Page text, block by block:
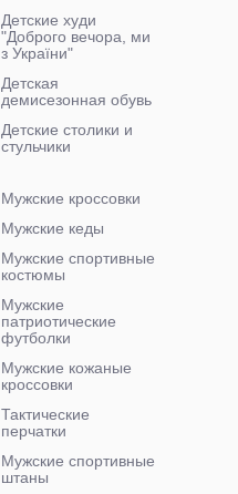
Детские худи
"Доброго вечора, ми
з України"
Детская
демисезонная обувь
Детские столики и
стульчики
Мужские кроссовки
Мужские кеды
Мужские спортивные
костюмы
Мужские
патриотические
футболки
Мужские кожаные
кроссовки
Тактические
перчатки
Мужские спортивные
штаны